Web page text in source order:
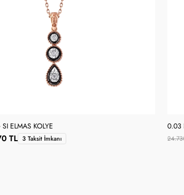
ELMAS KOLYE
TL 3 Taksit İmkanı
0.03